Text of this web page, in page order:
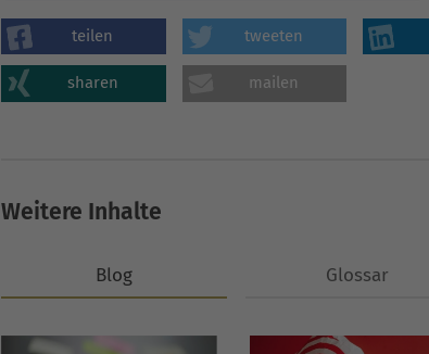
teilen tweeten
sharen mailen
Weitere Inhalte
Blog Glossar